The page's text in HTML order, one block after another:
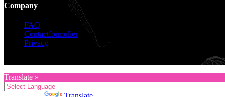
Company
FAQ
Contactformulier
Privacy
Translate »